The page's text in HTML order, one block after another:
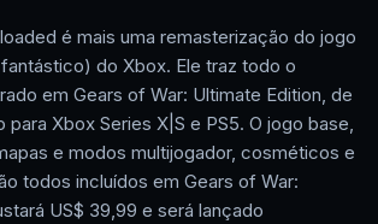
é mais uma remasterização do jogo
do Xbox. Ele traz todo o
em Gears of War: Ultimate Edition, de
para Xbox Series X|S e PS5. O jogo base,
e modos multijogador, cosméticos e
todos incluídos em Gears of War:
US$ 39,99 e será lançado